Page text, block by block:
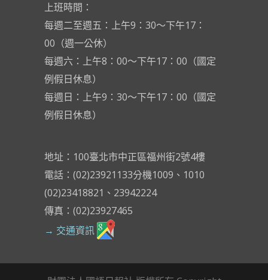
上班時間：
每週二至週五：上午9：30～下午17：
00（週一公休）
每週六：上午8：00～下午17：00（國定
例假日休息）
每週日：上午9：30～下午17：00（國定
例假日休息）
地址：100臺北市中正區福州街2號4樓
電話：(02)23921133分機1009、1010
(02)23418821、23942224
傳真：(02)23927465
→ 交通資訊